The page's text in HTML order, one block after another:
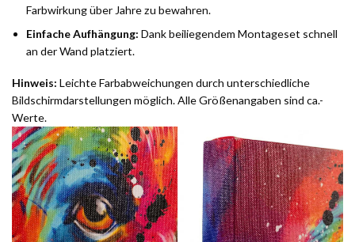
Farbwirkung über Jahre zu bewahren.
Einfache Aufhängung: Dank beiliegendem Montageset schnell
an der Wand platziert.
Hinweis: Leichte Farbabweichungen durch unterschiedliche
Bildschirmdarstellungen möglich. Alle Größenangaben sind ca.-
Werte.